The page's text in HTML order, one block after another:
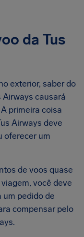
da Tus
exterior, saber do
Airways causará
primeira coisa
Airways deve
oferecer um
de voos quase
você deve
pedido de
compensar pelo